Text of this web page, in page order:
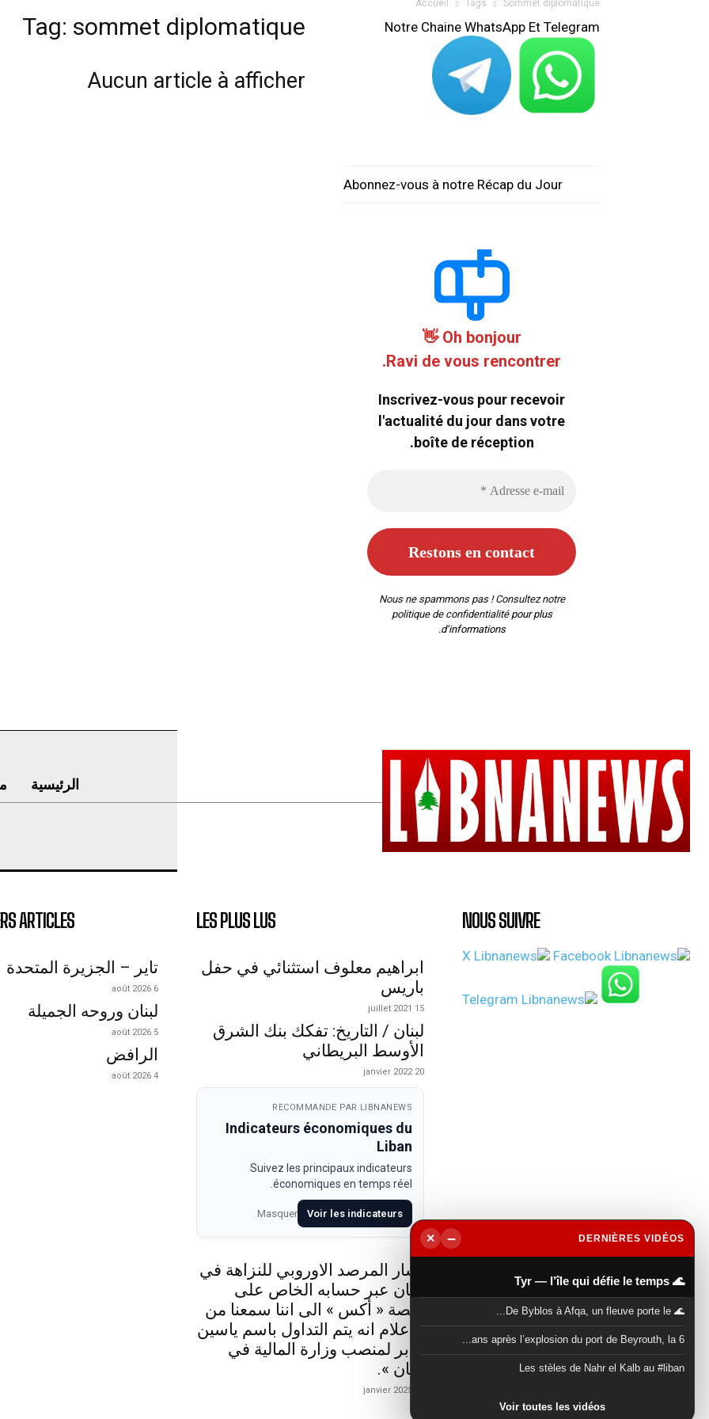
Accueil Tags Sommet diplomatique
Tag: sommet diplomatique
Aucun article à afficher
Notre Chaine WhatsApp Et Telegram
Abonnez-vous à notre Récap du Jour
Oh bonjour 👋
Ravi de vous rencontrer.
Inscrivez-vous pour recevoir
l'actualité du jour dans votre
boîte de réception.
Nous ne spammons pas ! Consultez notre
politique de confidentialitépour plus
d’informations.
الرئيسية
ARTICLES
تاير – الجزيرة المتحدة
6 août 2026
لبنان وروحه الجميلة
5 août 2026
الرافض
4 août 2026
LES PLUS LUS
ابراهيم معلوف استثنائي في حفل
باريس
15 juillet 2021
لبنان / التاريخ: تفكك بنك الشرق
الأوسط البريطاني
20 janvier 2022
RECOMMANDE PAR LIBNANEWS
Indicateurs économiques du
Liban
Suivez les principaux indicateurs
économiques en temps réel.
Voir les indicateurs
Masquer
أشار المرصد الاوروبي للنزاهة في
لبنان عبر حسابه الخاص على
منصة « أكس » الى اننا سمعنا من
الاعلام انه يتم التداول باسم ياسين
جابر لمنصب وزارة المالية في
لبنان ».
NOUS SUIVRE
DERNIÈRES VIDÉOS
−
×
🌊 Tyr — l’île qui défie le temps
🌊 De Byblos à Afqa, un fleuve porte le...
6 ans après l’explosion du port de Beyrouth, la...
Les stèles de Nahr el Kalb au #liban
Voir toutes les vidéos